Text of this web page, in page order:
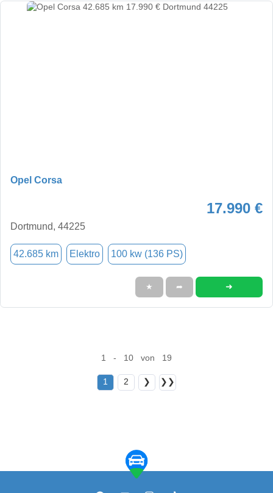
Opel Corsa
17.990 €
Dortmund, 44225
42.685 km Elektro 100 kw (136 PS)
★ ➦ ➜
1 - 10 von 19
1 2 ❯ ❯❯